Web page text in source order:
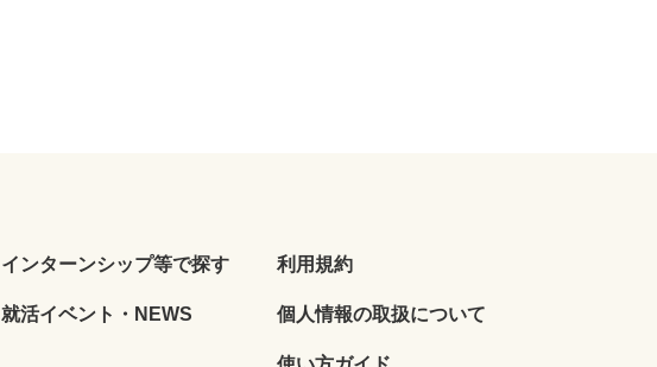
インターンシップ等で探す
就活イベント・NEWS
利用規約
個人情報の取扱について